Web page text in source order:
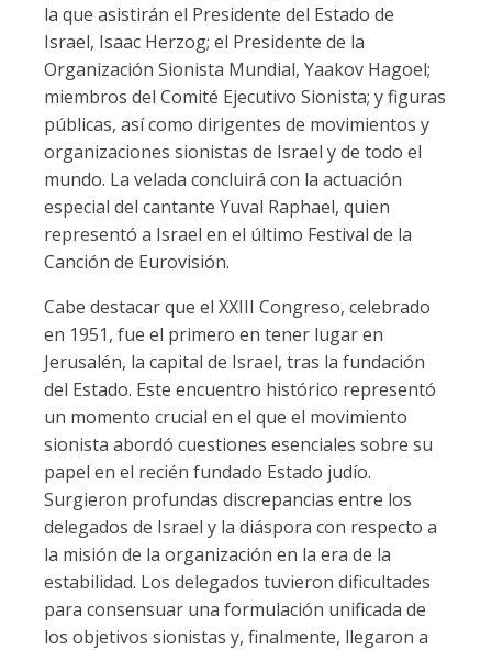
la que asistirán el Presidente del Estado de
Israel, Isaac Herzog; el Presidente de la
Organización Sionista Mundial, Yaakov Hagoel;
miembros del Comité Ejecutivo Sionista; y figuras
públicas, así como dirigentes de movimientos y
organizaciones sionistas de Israel y de todo el
mundo. La velada concluirá con la actuación
especial del cantante Yuval Raphael, quien
representó a Israel en el último Festival de la
Canción de Eurovisión.
Cabe destacar que el XXIII Congreso, celebrado
en 1951, fue el primero en tener lugar en
Jerusalén, la capital de Israel, tras la fundación
del Estado. Este encuentro histórico representó
un momento crucial en el que el movimiento
sionista abordó cuestiones esenciales sobre su
papel en el recién fundado Estado judío.
Surgieron profundas discrepancias entre los
delegados de Israel y la diáspora con respecto a
la misión de la organización en la era de la
estabilidad. Los delegados tuvieron dificultades
para consensuar una formulación unificada de
los objetivos sionistas y, finalmente, llegaron a